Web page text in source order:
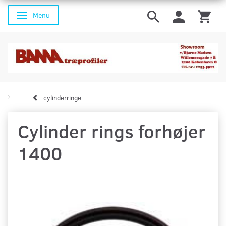
Skifte navigation
Menu
cylinderringe
Cylinder rings forhøjer
1400